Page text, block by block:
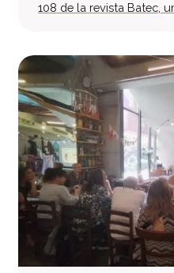
108 de la revista Batec,